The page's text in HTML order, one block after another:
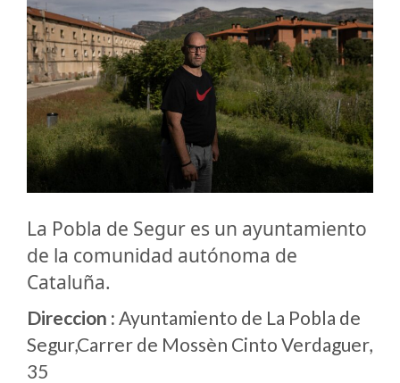
La Pobla de Segur es un ayuntamiento
de la comunidad autónoma de
Cataluña.
Direccion : Ayuntamiento de La Pobla de
Segur,Carrer de Mossèn Cinto Verdaguer,
35